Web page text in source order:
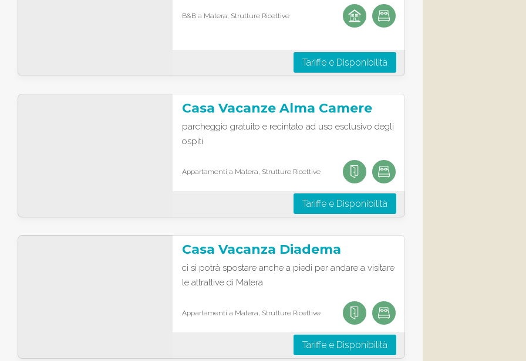
B&B a Matera, Strutture Ricettive
Tariffe e Disponibilità
Casa Vacanze Alma Camere
parcheggio gratuito e recintato ad uso esclusivo degli
ospiti
Appartamenti a Matera, Strutture Ricettive
Tariffe e Disponibilità
Casa Vacanza Diadema
ci si potrà spostare anche a piedi per andare a visitare
le attrattive di Matera
Appartamenti a Matera, Strutture Ricettive
Tariffe e Disponibilità